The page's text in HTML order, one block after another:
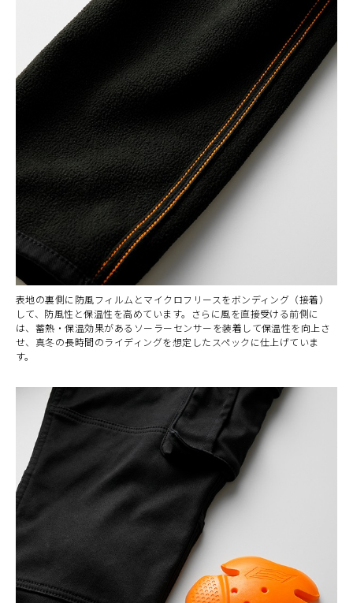
表地の裏側に防風フィルムとマイクロフリースをボンディング（接着）
して、防風性と保温性を高めています。さらに風を直接受ける前側に
は、蓄熱・保温効果があるソーラーセンサーを装着して保温性を向上さ
せ、真冬の長時間のライディングを想定したスペックに仕上げていま
す。